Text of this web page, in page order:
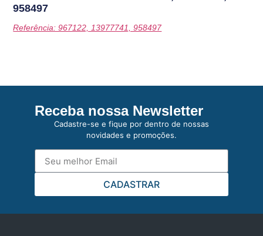
958497
Referência: 967122, 13977741, 958497
Receba nossa Newsletter
Cadastre-se e fique por dentro de nossas
novidades e promoções.
CADASTRAR